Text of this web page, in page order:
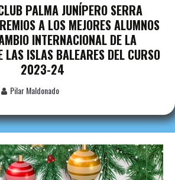
PALMA JUNÍPERO SERRA
A LOS MEJORES ALUMNOS
INTERNACIONAL DE LA
LAS ISLAS BALEARES DEL CURSO
2023-24
Pilar Maldonado